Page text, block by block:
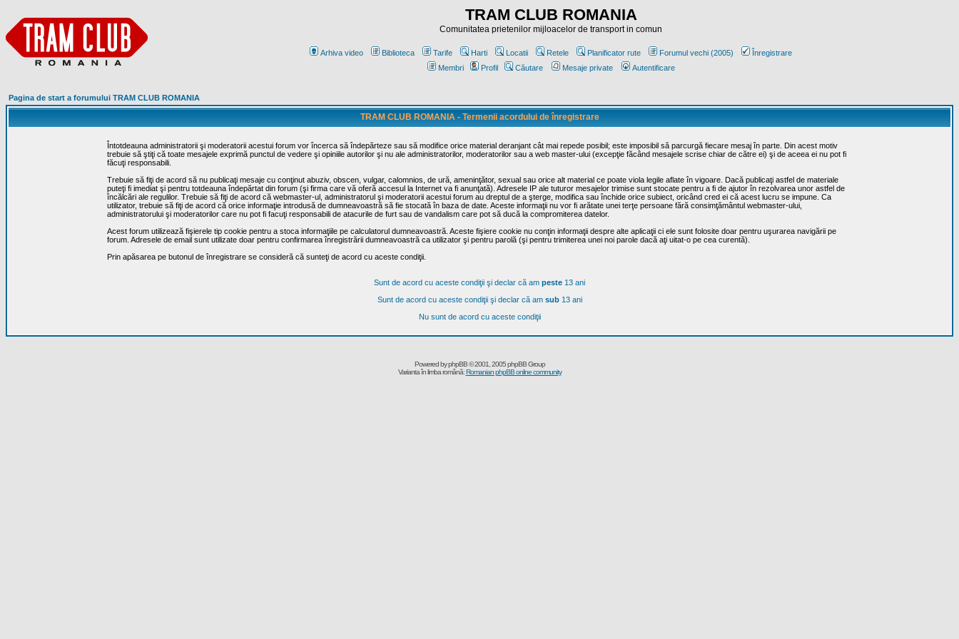
TRAM CLUB ROMANIA
Comunitatea prietenilor mijloacelor de transport in comun
Arhiva video Biblioteca Tarife Harti Locatii Retele Planificator rute Forumul vechi (2005)
Înregistrare
Membri
Profil Căutare Mesaje private Autentificare
Pagina de start a forumului TRAM CLUB ROMANIA
TRAM CLUB ROMANIA - Termenii acordului de înregistrare
Întotdeauna administratorii şi moderatorii acestui forum vor încerca să îndepărteze sau să modifice orice material deranjant cât mai repede posibil; este imposibil să parcurgă fiecare mesaj în parte. Din acest motiv
trebuie să ştiţi că toate mesajele exprimă punctul de vedere şi opiniile autorilor şi nu ale administratorilor, moderatorilor sau a web master-ului (excepţie făcând mesajele scrise chiar de către ei) şi de aceea ei nu pot fi
făcuţi responsabili.
Trebuie să fiţi de acord să nu publicaţi mesaje cu conţinut abuziv, obscen, vulgar, calomnios, de ură, ameninţător, sexual sau orice alt material ce poate viola legile aflate în vigoare. Dacă publicaţi astfel de materiale
puteţi fi imediat şi pentru totdeauna îndepărtat din forum (şi firma care vă oferă accesul la Internet va fi anunţată). Adresele IP ale tuturor mesajelor trimise sunt stocate pentru a fi de ajutor în rezolvarea unor astfel de
încălcări ale regulilor. Trebuie să fiţi de acord că webmaster-ul, administratorul şi moderatorii acestui forum au dreptul de a şterge, modifica sau închide orice subiect, oricând cred ei că acest lucru se impune. Ca
utilizator, trebuie să fiţi de acord că orice informaţie introdusă de dumneavoastră să fie stocată în baza de date. Aceste informaţii nu vor fi arătate unei terţe persoane fără consimţământul webmaster-ului,
administratorului şi moderatorilor care nu pot fi facuţi responsabili de atacurile de furt sau de vandalism care pot să ducă la compromiterea datelor.
Acest forum utilizează fişierele tip cookie pentru a stoca informaţiile pe calculatorul dumneavoastră. Aceste fişiere cookie nu conţin informaţii despre alte aplicaţii ci ele sunt folosite doar pentru uşurarea navigării pe
forum. Adresele de email sunt utilizate doar pentru confirmarea înregistrării dumneavoastră ca utilizator şi pentru parolă (şi pentru trimiterea unei noi parole dacă aţi uitat-o pe cea curentă).
Prin apăsarea pe butonul de înregistrare se consideră că sunteţi de acord cu aceste condiţii.
Sunt de acord cu aceste condiţii şi declar că am peste 13 ani
Sunt de acord cu aceste condiţii şi declar că am sub13 ani
Nu sunt de acord cu aceste condiţii
Powered byphpBB© 2001, 2005 phpBB Group
Varianta în limba română:Romanian phpBB online community